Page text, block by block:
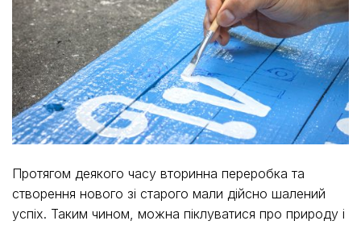
Протягом деякого часу вторинна переробка та
створення нового зі старого мали дійсно шалений
успіх. Таким чином, можна піклуватися про природу і